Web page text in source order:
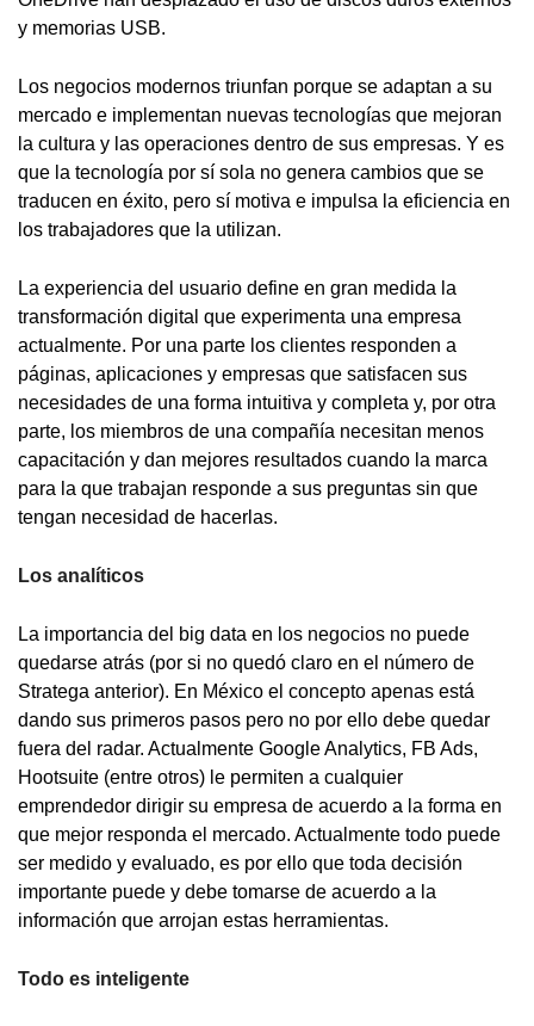
y memorias USB.
Los negocios modernos triunfan porque se adaptan a su
mercado e implementan nuevas tecnologías que mejoran
la cultura y las operaciones dentro de sus empresas. Y es
que la tecnología por sí sola no genera cambios que se
traducen en éxito, pero sí motiva e impulsa la eficiencia en
los trabajadores que la utilizan.
La experiencia del usuario define en gran medida la
transformación digital que experimenta una empresa
actualmente. Por una parte los clientes responden a
páginas, aplicaciones y empresas que satisfacen sus
necesidades de una forma intuitiva y completa y, por otra
parte, los miembros de una compañía necesitan menos
capacitación y dan mejores resultados cuando la marca
para la que trabajan responde a sus preguntas sin que
tengan necesidad de hacerlas.
Los analíticos
La importancia del big data en los negocios no puede
quedarse atrás (por si no quedó claro en el número de
Stratega anterior). En México el concepto apenas está
dando sus primeros pasos pero no por ello debe quedar
fuera del radar. Actualmente Google Analytics, FB Ads,
Hootsuite (entre otros) le permiten a cualquier
emprendedor dirigir su empresa de acuerdo a la forma en
que mejor responda el mercado. Actualmente todo puede
ser medido y evaluado, es por ello que toda decisión
importante puede y debe tomarse de acuerdo a la
información que arrojan estas herramientas.
Todo es inteligente